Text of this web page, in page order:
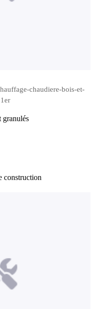
chaudiere-bois-et-
granulés
construction